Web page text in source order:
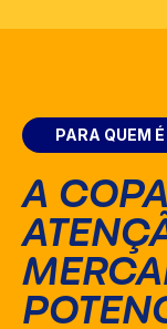
PARA QUEM É
A